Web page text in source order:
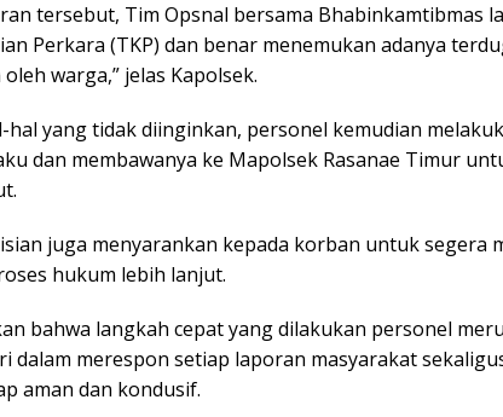
tersebut, Tim Opsnal bersama Bhabinkamtibmas
Perkara (TKP) dan benar menemukan adanya
warga,” jelas Kapolsek.
yang tidak diinginkan, personel kemudian
dan membawanya ke Mapolsek Rasanae Timur
juga menyarankan kepada korban untuk segera
hukum lebih lanjut.
bahwa langkah cepat yang dilakukan personel
dalam merespon setiap laporan masyarakat
aman dan kondusif.